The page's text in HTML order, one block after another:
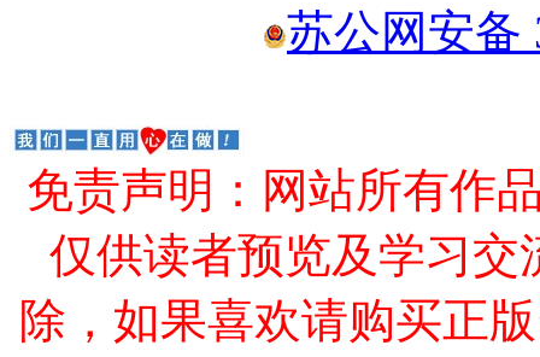
苏公网安备
免责声明：网站所有作
仅供读者预览及学习交
除，如果喜欢请购买正